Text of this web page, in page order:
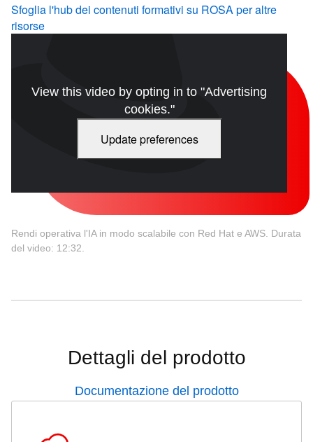
Sfoglia l'hub dei contenuti formativi su ROSA per altre
risorse
View this video by opting in to "Advertising
cookies."
Update preferences
Rendi operativa l'IA in modo scalabile con Red Hat e AWS. Durata
del video: 12:32.
Dettagli del prodotto
Documentazione del prodotto